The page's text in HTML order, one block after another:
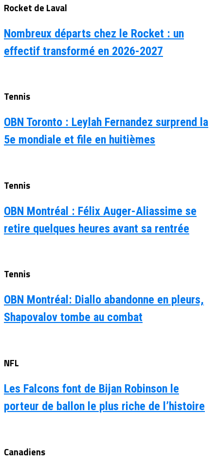
Rocket de Laval
Nombreux départs chez le Rocket : un
effectif transformé en 2026-2027
Tennis
OBN Toronto : Leylah Fernandez surprend la
5e mondiale et file en huitièmes
Tennis
OBN Montréal : Félix Auger-Aliassime se
retire quelques heures avant sa rentrée
Tennis
OBN Montréal: Diallo abandonne en pleurs,
Shapovalov tombe au combat
NFL
Les Falcons font de Bijan Robinson le
porteur de ballon le plus riche de l’histoire
Canadiens